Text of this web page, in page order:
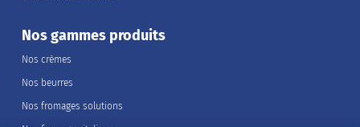
Nos gammes produits
Nos crèmes
Nos beurres
Nos fromages solutions